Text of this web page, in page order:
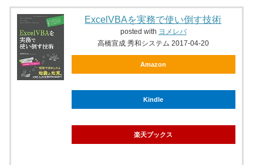
ExcelVBAを実務で使い倒す技術
posted with ヨメレバ
高橋宣成 秀和システム 2017-04-20
Amazon
Kindle
楽天ブックス